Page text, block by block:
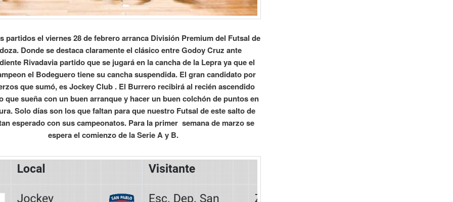
partidos el viernes 28 de febrero arranca División Premium del Futsal de
Donde se destaca claramente el clásico entre Godoy Cruz ante
Rivadavia partido que se jugará en la cancha de la Lepra ya que el
el Bodeguero tiene su cancha suspendida. El gran candidato por
que sumó, es Jockey Club . El Burrero recibirá al recién ascendido
que sueña con un buen arranque y hacer un buen colchón de puntos en
Solo días son los que faltan para que nuestro Futsal de este salto de
esperado con sus campeonatos. Para la primer semana de marzo se
espera el comienzo de la Serie A y B.